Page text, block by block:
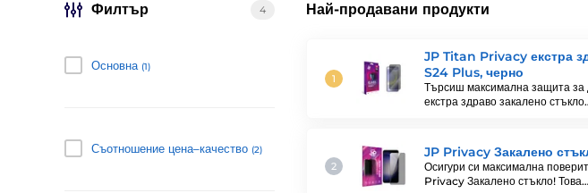
Най-продавани продукти
JP Titan Privacy екстра
S24 Plus, черно
Търсиш максимална защита
екстра здраво закалено
JP Privacy Закалено
Осигури си максимална
Privacy Закалено стъкло! Това…
Филтър 4
Основна (1)
Съотношение цена–качество (2)